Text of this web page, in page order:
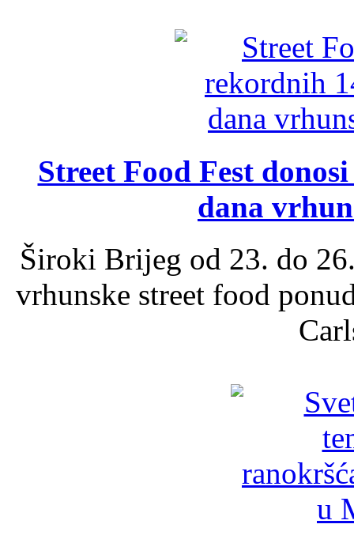
Street Food Fest
dana
Široki Brijeg od 23. do
vrhunske street food